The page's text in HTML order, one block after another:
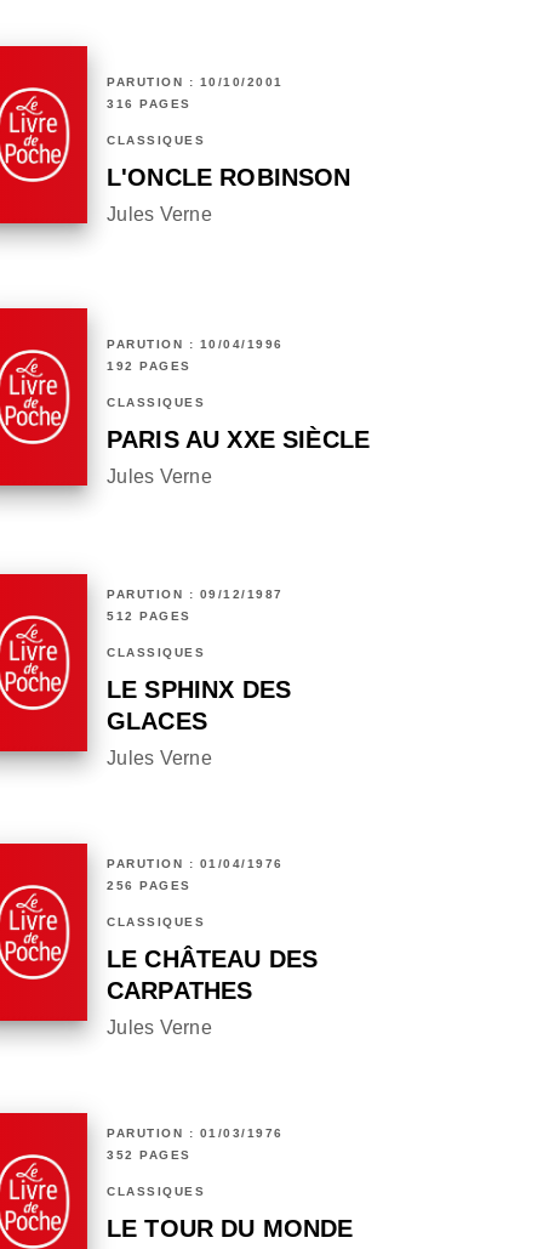
PARUTION : 10/10/2001
316 PAGES
CLASSIQUES
L'ONCLE ROBINSON
Jules Verne
PARUTION : 10/04/1996
192 PAGES
CLASSIQUES
PARIS AU XXE SIÈCLE
Jules Verne
PARUTION : 09/12/1987
512 PAGES
CLASSIQUES
LE SPHINX DES
GLACES
Jules Verne
PARUTION : 01/04/1976
256 PAGES
CLASSIQUES
LE CHÂTEAU DES
CARPATHES
Jules Verne
PARUTION : 01/03/1976
352 PAGES
CLASSIQUES
LE TOUR DU MONDE